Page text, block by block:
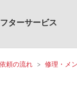
ターサービス
頼の流れ 修理・メ